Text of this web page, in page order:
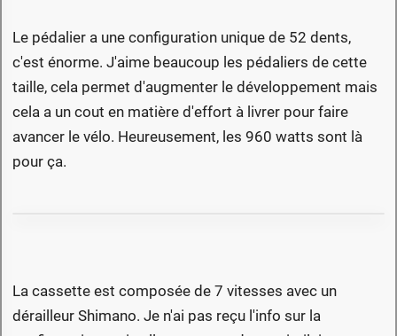
Le pédalier a une configuration unique de 52 dents,
c'est énorme. J'aime beaucoup les pédaliers de cette
taille, cela permet d'augmenter le développement mais
cela a un cout en matière d'effort à livrer pour faire
avancer le vélo. Heureusement, les 960 watts sont là
pour ça.
La cassette est composée de 7 vitesses avec un
dérailleur Shimano. Je n'ai pas reçu l'info sur la